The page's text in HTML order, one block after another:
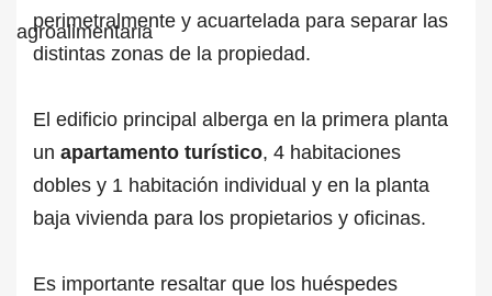
perimetralmente y acuartelada para separar las
distintas zonas de la propiedad.
El edificio principal alberga en la primera planta
un apartamento turístico, 4 habitaciones
dobles y 1 habitación individual y en la planta
baja vivienda para los propietarios y oficinas.
Es importante resaltar que los huéspedes